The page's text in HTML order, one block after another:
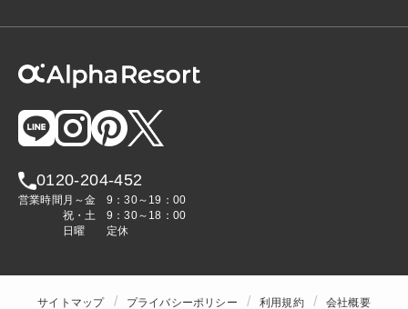
0120-204-452
営業時間 月～金
9：30～19：00
祝・土
9：30～18：00
日曜
定休
サイトマップ プライバシーポリシー 利用規約 会社概要